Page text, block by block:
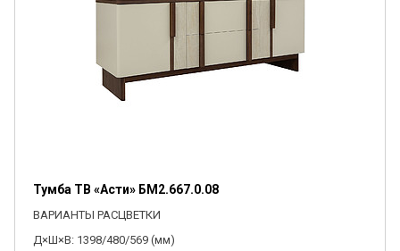
Тумба ТВ «Асти» БМ2.667.0.08
ВАРИАНТЫ РАСЦВЕТКИ
Д×Ш×В: 1398/480/569 (мм)